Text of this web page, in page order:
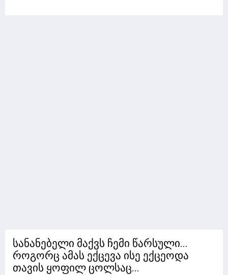
სანანებელი მაქვს ჩემი წარსული...
როგორც ამას ექცევა ისე ექცეოდა
თავის ყოფილ ცოლსაც...